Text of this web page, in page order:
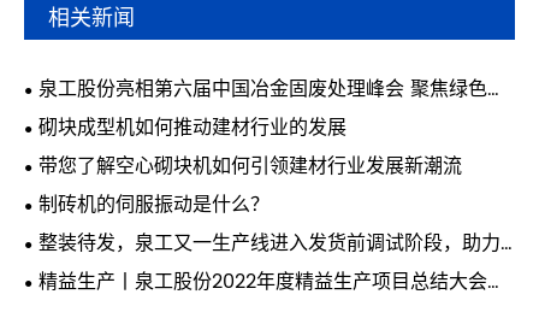
相关新闻
泉工股份亮相第六届中国冶金固废处理峰会 聚焦绿色智
能固废制砖技术
砌块成型机如何推动建材行业的发展
带您了解空心砌块机如何引领建材行业发展新潮流
制砖机的伺服振动是什么？
整装待发，泉工又一生产线进入发货前调试阶段，助力
华中城市提速发展
精益生产丨泉工股份2022年度精益生产项目总结大会隆